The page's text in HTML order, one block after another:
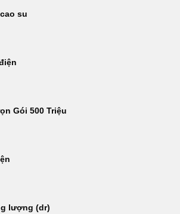
su
Gói 500 Triệu
lượng (dr)